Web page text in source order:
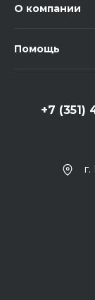
О компании
Помощь
+7 (351)